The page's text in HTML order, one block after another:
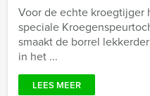
Voor de echte kroegtijger
speciale
smaakt de borrel
in het ...
LEES MEER